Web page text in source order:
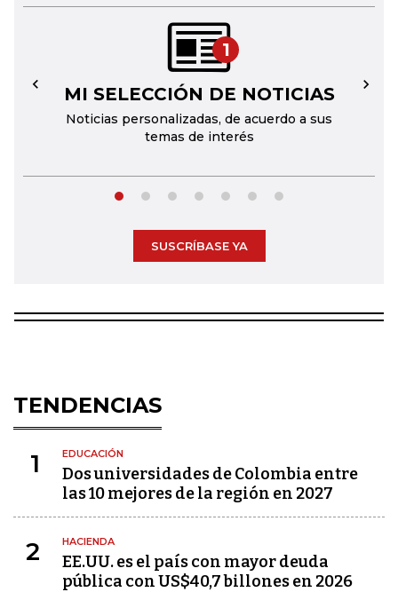
1
MI SELECCIÓN DE NOTICIAS
Noticias personalizadas, de acuerdo a sus
temas de interés
← →
SUSCRÍBASE YA
TENDENCIAS
1 EDUCACIÓN
Dos universidades de Colombia entre
las 10 mejores de la región en 2027
2 HACIENDA
EE.UU. es el país con mayor deuda
pública con US$40,7 billones en 2026